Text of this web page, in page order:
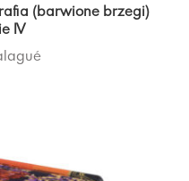
(barwione brzegi)
IV